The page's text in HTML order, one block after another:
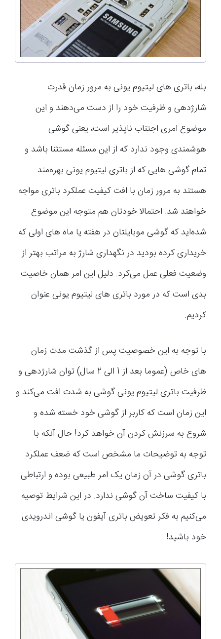
بله، باتری های لیتیوم یونی به مرور زمان قدرت
شارژدهی و ظرفیت خود را از دست می‌دهند و این
موضوع امری اجتناب ناپذیر است، یعنی گوشی
هوشمندی وجود ندارد که از این مسئله مستثنا باشد و
تمام گوشی هایی که از باتری لیتیوم یونی بهره‌مند
هستند به مرور زمان با افت کیفیت عملکرد باتری مواجه
خواهند شد. احتمالا خودتان هم متوجه این موضوع
شده‌اید که گوشی موبایلتان در هفته یا ماه های اولی که
خریداری کرده بودید در نگهداری شارژ به مراتب بهتر از
وضعیت فعلی عمل می‌کرد. دلیل این امر همان خاصیت
بدی است که در مورد باتری های لیتیوم یونی عنوان
کردیم.
با توجه به این خصوصیت پس از گذشت مدت زمان
های خاص (عموما بعد از 1 الی 2 سال) توان شارژدهی و
ظرفیت باتری لیتیوم یونی گوشی به شدت افت می‌کند و
این زمان است که کاربر از گوشی خود خسته شده و
شروع به سرزنش کردن آن خواهد کرد! حال آنکه با
توجه به توضیحات ما مشخص است که ضعف عملکرد
باتری گوشی در آن زمان یک امر طبیعی بوده و ارتباطی
با کیفیت ساخت آن گوشی ندارد. در این شرایط توصیه
می‌کنیم به فکر تعویض باتری آیفون یا گوشی اندرویدی
خود باشید!